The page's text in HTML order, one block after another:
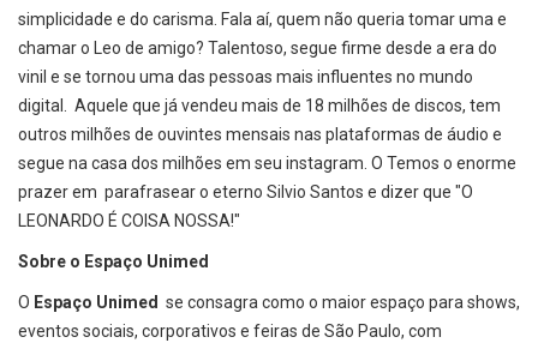
simplicidade e do carisma. Fala aí, quem não queria tomar uma e
chamar o Leo de amigo? Talentoso, segue firme desde a era do
vinil e se tornou uma das pessoas mais influentes no mundo
digital. Aquele que já vendeu mais de 18 milhões de discos, tem
outros milhões de ouvintes mensais nas plataformas de áudio e
segue na casa dos milhões em seu instagram. O Temos o enorme
prazer em parafrasear o eterno Silvio Santos e dizer que "O
LEONARDO É COISA NOSSA!"
Sobre o Espaço Unimed
O Espaço Unimed se consagra como o maior espaço para shows,
eventos sociais, corporativos e feiras de São Paulo, com